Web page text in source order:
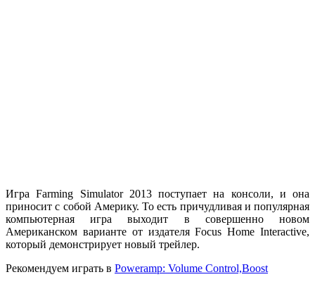
Игра Farming Simulator 2013 поступает на консоли, и она
приносит с собой Америку. То есть причудливая и популярная
компьютерная игра выходит в совершенно новом
Американском варианте от издателя Focus Home Interactive,
который демонстрирует новый трейлер.
Рекомендуем играть в Poweramp: Volume Control,Boost